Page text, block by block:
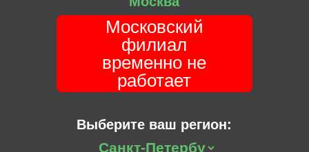
Московский
филиал
временно не
работает
Выберите ваш регион: